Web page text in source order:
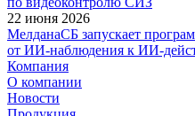
22 июня 2026
МелданаСБ запускает
от ИИ-наблюдения к ИИ-
Компания
О компании
Новости